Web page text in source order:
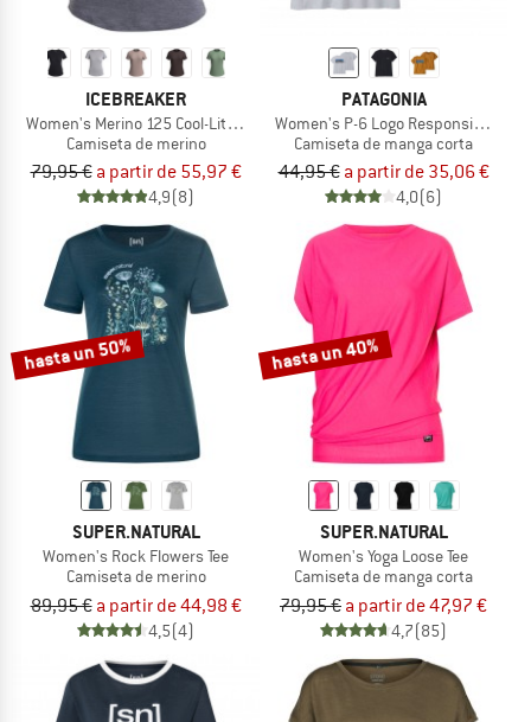
ICEBREAKER
Women's Merino 125 Cool-Lite Sphere III S/S Tee
Camiseta de merino
79,95 € a partir de 55,97 €
4,9(8)
PATAGONIA
Women's P-6 Logo Responsibili-Tee
Camiseta de manga corta
44,95 € a partir de 35,06 €
4,0(6)
hasta un 50%
SUPER.NATURAL
Women's Rock Flowers Tee
Camiseta de merino
89,95 € a partir de 44,98 €
4,5(4)
hasta un 40%
SUPER.NATURAL
Women's Yoga Loose Tee
Camiseta de manga corta
79,95 € a partir de 47,97 €
4,7(85)